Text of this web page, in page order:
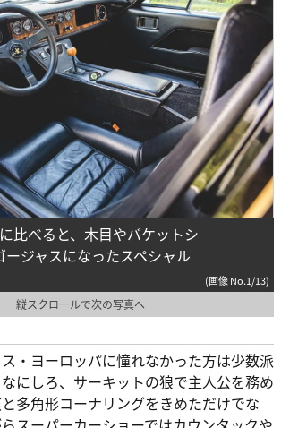
比べると、木目やバケットシ
ジャスになったスペシャル
(画像 No.1/13)
縦スクロールで次の写真へ
・ヨーロッパに憧れなかった方は少数派
にしろ、サーキットの狼で主人公を務め
多角形コーナリングをきめただけでな